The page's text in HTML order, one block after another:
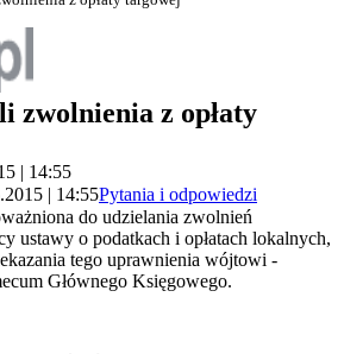
zwolnienia z opłaty
| 14:55
| 14:55Pytania i odpowiedzi
do udzielania zwolnień
ustawy o podatkach i opłatach lokalnych,
tego uprawnienia wójtowi -
Głównego Księgowego.